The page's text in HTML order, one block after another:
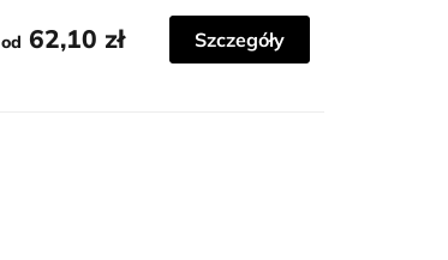
od 62,10 zł Szczegóły